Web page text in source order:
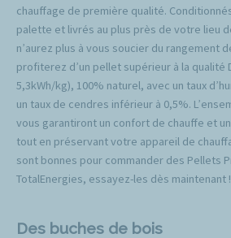
chauffage de première qualité.
palette et livrés au plus près de votre lieu
n’aurez plus à vous soucier du rangement
profiterez d’un pellet supérieur à la qualité
5,3kWh/kg), 100% naturel, avec un taux
un taux de cendres inférieur à 0,5%.
vous garantiront un confort de chauffe et
tout en préservant votre appareil de
sont bonnes pour commander des Pellets
TotalEnergies, essayez-les dès maintenant !
Des buches de bois